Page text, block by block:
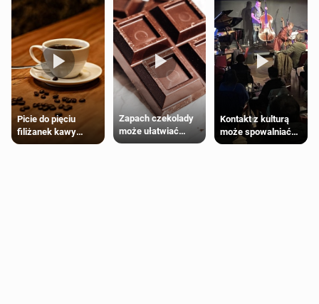
Picie do pięciu
filiżanek kawy
dziennie jest
Zapach czekolady
może ułatwiać
trening siłowy
Kontakt z kulturą
może spowalniać
starzenie